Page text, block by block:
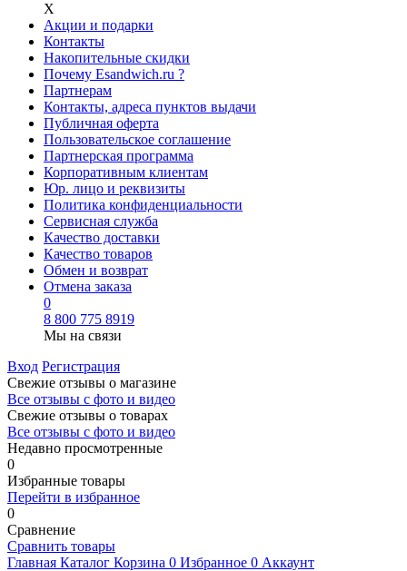
Х
Акции и подарки
Контакты
Накопительные скидки
Почему Esandwich.ru ?
Партнерам
Контакты, адреса пунктов выдачи
Публичная оферта
Пользовательское соглашение
Партнерская программа
Корпоративным клиентам
Юр. лицо и реквизиты
Политика конфиденциальности
Сервисная служба
Качество доставки
Качество товаров
Обмен и возврат
Отмена заказа
0
8 800 775 8919
Мы на связи
Вход Регистрация
Свежие отзывы о магазине
Все отзывы с фото и видео
Свежие отзывы о товарах
Все отзывы c фото и видео
Недавно просмотренные
0
Избранные товары
Перейти в избранное
0
Сравнение
Сравнить товары
Главная Каталог Корзина 0 Избранное 0 Аккаунт